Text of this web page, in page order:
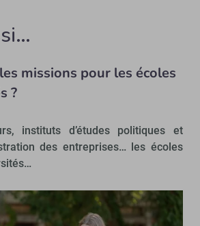
missions pour les écoles
?
instituts d’études politiques et
des entreprises… les écoles